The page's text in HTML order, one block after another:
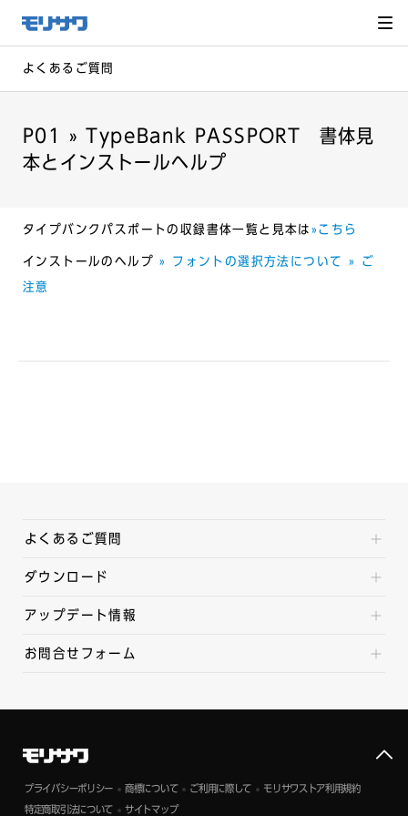
メ
ニュー
飛ばし
へ移動
よくあるご質問
P01 » TypeBank PASSPORT 書体見
本とインストールヘルプ
タイプバンクパスポートの収録書体一覧と見本は »こちら
インストールのヘルプ» フォントの選択方法について
» ご
注意
よくあるご質問
ダウンロード
アップデート情報
お問合せフォーム
プライバシーポリシー 商標について ご利用に際して モリサワストア利用規約
特定商取引法について サイトマップ